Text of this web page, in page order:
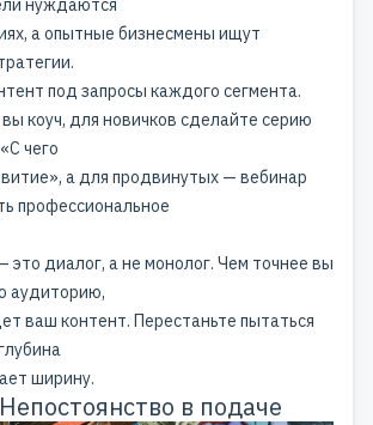
нуждаются
а опытные бизнесмены ищут
под запросы каждого сегмента.
коуч, для новичков сделайте серию
чего
а для продвинутых — вебинар
профессиональное
диалог, а не монолог. Чем точнее вы
аудиторию,
ваш контент. Перестаньте пытаться
ширину.
в подаче